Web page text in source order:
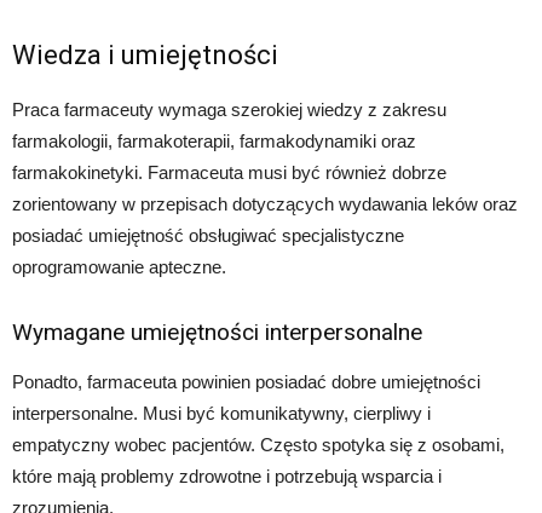
Wiedza i umiejętności
Praca farmaceuty wymaga szerokiej wiedzy z zakresu
farmakologii, farmakoterapii, farmakodynamiki oraz
farmakokinetyki. Farmaceuta musi być również dobrze
zorientowany w przepisach dotyczących wydawania leków oraz
posiadać umiejętność obsługiwać specjalistyczne
oprogramowanie apteczne.
Wymagane umiejętności interpersonalne
Ponadto, farmaceuta powinien posiadać dobre umiejętności
interpersonalne. Musi być komunikatywny, cierpliwy i
empatyczny wobec pacjentów. Często spotyka się z osobami,
które mają problemy zdrowotne i potrzebują wsparcia i
zrozumienia.